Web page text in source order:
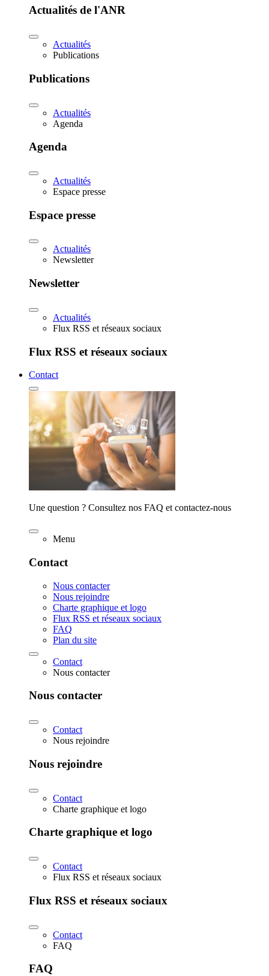
Actualités de l'ANR
Actualités
Publications
Publications
Actualités
Agenda
Agenda
Actualités
Espace presse
Espace presse
Actualités
Newsletter
Newsletter
Actualités
Flux RSS et réseaux sociaux
Flux RSS et réseaux sociaux
Contact
Une question ? Consultez nos FAQ et contactez-nous
Menu
Contact
Nous contacter
Nous rejoindre
Charte graphique et logo
Flux RSS et réseaux sociaux
FAQ
Plan du site
Contact
Nous contacter
Nous contacter
Contact
Nous rejoindre
Nous rejoindre
Contact
Charte graphique et logo
Charte graphique et logo
Contact
Flux RSS et réseaux sociaux
Flux RSS et réseaux sociaux
Contact
FAQ
FAQ